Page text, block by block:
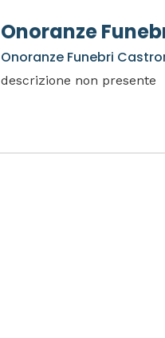
Onoranze
Onoranze Funebri
descrizione non presente